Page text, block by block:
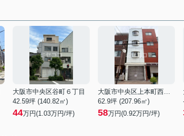
大阪市中央区谷町６丁目
42.59坪 (140.82㎡)
44万円(1.03万円/坪)
大阪市中央区上本町西３丁目
62.9坪 (207.96㎡)
58万円(0.92万円/坪)